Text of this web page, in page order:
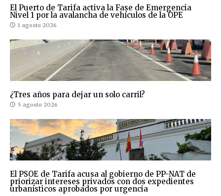
El Puerto de Tarifa activa la Fase de Emergencia
Nivel 1 por la avalancha de vehículos de la OPE
1 agosto 2026
¿Tres años para dejar un solo carril?
5 agosto 2026
El PSOE de Tarifa acusa al gobierno de PP-NAT de
priorizar intereses privados con dos expedientes
urbanísticos aprobados por urgencia